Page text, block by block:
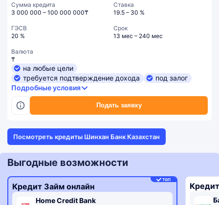
Подать заявку
Сумма кредита
3 000 000 – 100 000 000₸
Ставка
19.5 – 30 %
ГЭСВ
20 %
Срок
13 мес – 240 мес
Валюта
₸
на любые цели
требуется подтверждение дохода
под залог
Подробные условия
Посмотреть кредиты Шинхан Банк Казахстан
Выгодные возможности
ТОП
Кредит Займ онлайн
Home Credit Bank